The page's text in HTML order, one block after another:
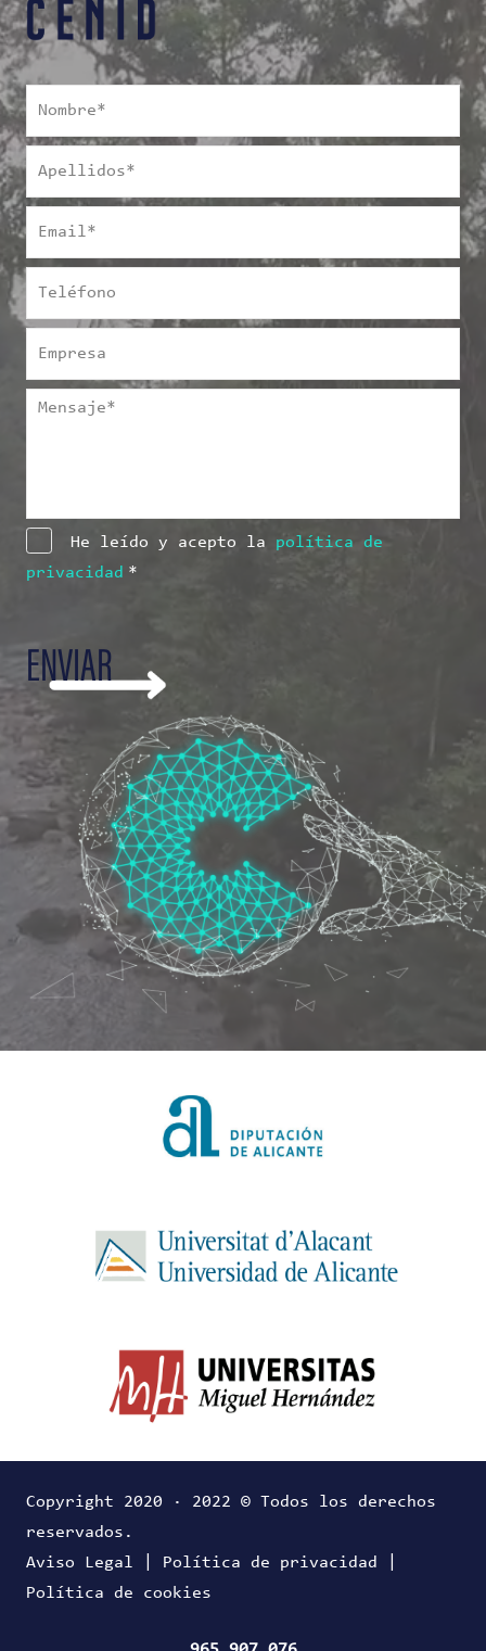
Mensaje *
Consentimiento *
He leído y acepto la política de
privacidad *
Copyright 2020 · 2022 © Todos los derechos
reservados.
Aviso Legal
Política de privacidad
Política de cookies